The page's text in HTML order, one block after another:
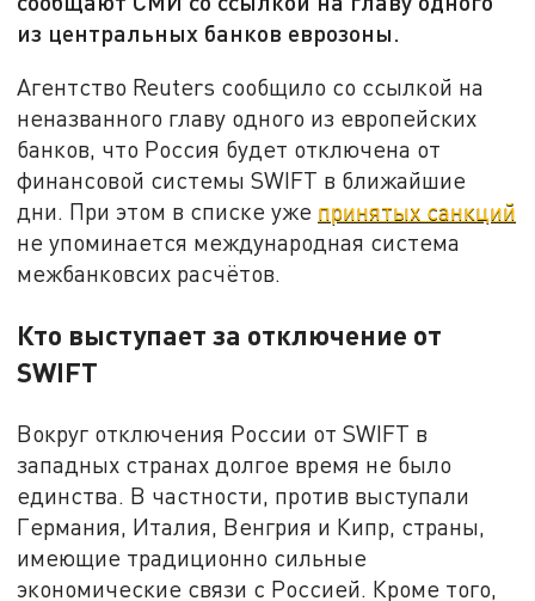
из центральных банков еврозоны.
Агентство Reuters сообщило со ссылкой на
неназванного главу одного из европейских
банков, что Россия будет отключена от
финансовой системы SWIFT в ближайшие
дни. При этом в списке уже принятых санкций
не упоминается международная система
межбанковсих расчётов.
Кто выступает за отключение от
SWIFT
Вокруг отключения России от SWIFT в
западных странах долгое время не было
единства. В частности, против выступали
Германия, Италия, Венгрия и Кипр, страны,
имеющие традиционно сильные
экономические связи с Россией. Кроме того,